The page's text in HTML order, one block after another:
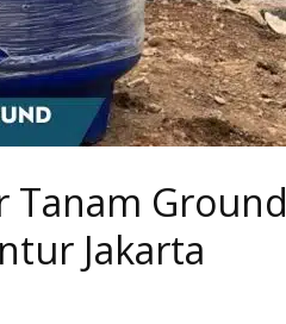
Tanam Ground
Jakarta